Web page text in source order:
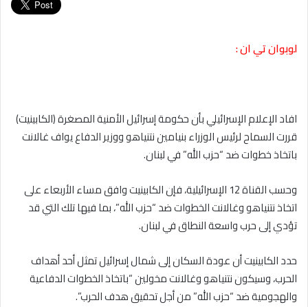
لوبوان تي ان :
افاد الإعلام الإسرائيلي بأن حكومة إسرائيل الأمنية المصغرة (الكابينيت)
قررت السماح لرئيس الوزراء بنيامين نتنياهو ووزير الدفاع يواف غالانت
باتخاذ خطوات ضد “حزب الله” في لبنان.
وحسب القناة 12 الإسرائيلية، فإن الكابينيت وافق مساء الأربعاء على
اتخاذ نتنياهو وغالانت الخطوات ضد “حزب الله”، بما فيها تلك التي قد
تؤدي إلى حرب واسعة النطاق في لبنان.
حدد الكابينيت أن عودة السكان إلى شمال إسرائيل تمثل أحد أهداف
الحرب، وسيكون نتنياهو وغالانت مخولين “باتخاذ الخطوات الدفاعية
والهجومية ضد “حزب الله” من أجل تحقيق هدف الحرب”.